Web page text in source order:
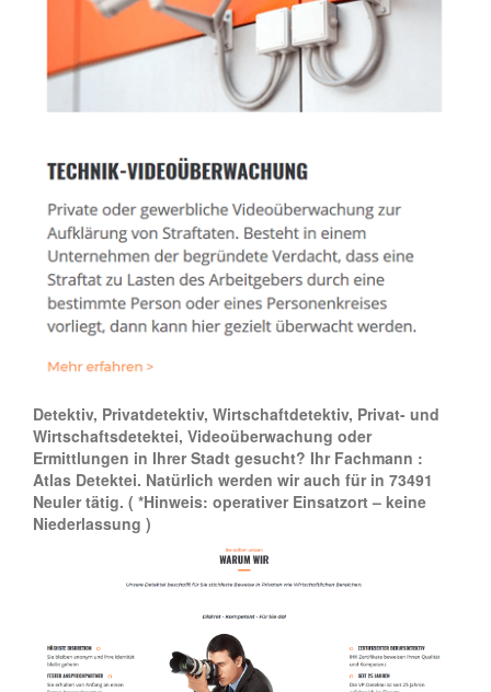
Detektiv, Privatdetektiv, Wirtschaftdetektiv, Privat- und
Wirtschaftsdetektei, Videoüberwachung oder
Ermittlungen in Ihrer Stadt gesucht? Ihr Fachmann :
Atlas Detektei. Natürlich werden wir auch für in 73491
Neuler tätig. ( *Hinweis: operativer Einsatzort – keine
Niederlassung )